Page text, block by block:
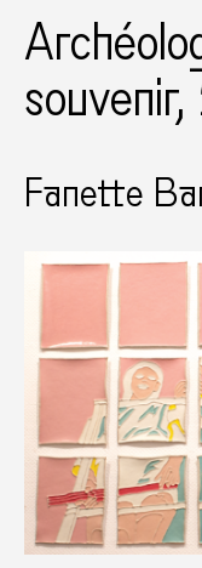
Fanette